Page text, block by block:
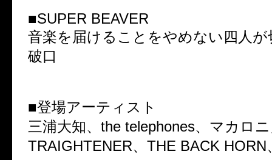
■SUPER BEAVER
音楽を届けることをやめない四人
破口
■登場アーティスト
三浦大知、the telephones、マカロ
TRAIGHTENER、THE BACK HORN